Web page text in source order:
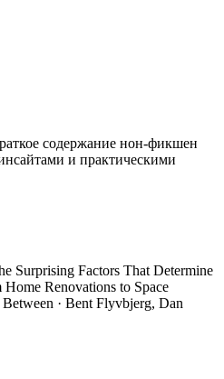
содержание нон-фикшен
и практическими
Surprising Factors That Determine
Renovations to Space
· Bent Flyvbjerg, Dan